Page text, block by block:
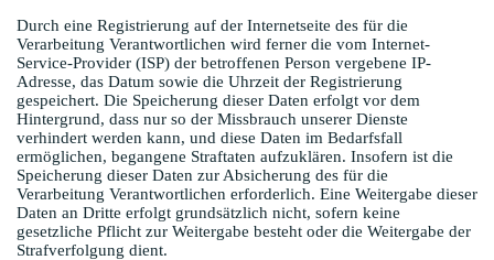
Durch eine Registrierung auf der Internetseite des für die
Verarbeitung Verantwortlichen wird ferner die vom Internet-
Service-Provider (ISP) der betroffenen Person vergebene IP-
Adresse, das Datum sowie die Uhrzeit der Registrierung
gespeichert. Die Speicherung dieser Daten erfolgt vor dem
Hintergrund, dass nur so der Missbrauch unserer Dienste
verhindert werden kann, und diese Daten im Bedarfsfall
ermöglichen, begangene Straftaten aufzuklären. Insofern ist die
Speicherung dieser Daten zur Absicherung des für die
Verarbeitung Verantwortlichen erforderlich. Eine Weitergabe dieser
Daten an Dritte erfolgt grundsätzlich nicht, sofern keine
gesetzliche Pflicht zur Weitergabe besteht oder die Weitergabe der
Strafverfolgung dient.